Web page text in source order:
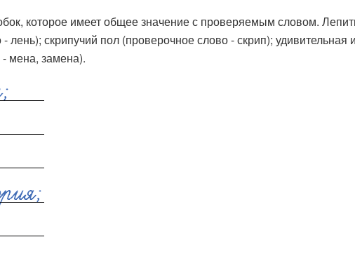
которое имеет общее значение с проверяемым словом.
скрипучий пол (проверочное слово - скрип); удивительная
мена, замена).